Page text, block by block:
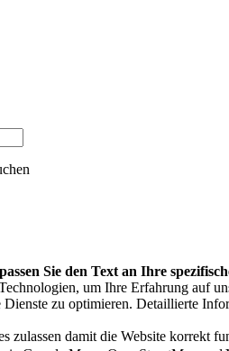
Sie den Text an Ihre
um Ihre Erfahrung auf
zu optimieren. Detaillierte
zulassen damit die Website korrekt